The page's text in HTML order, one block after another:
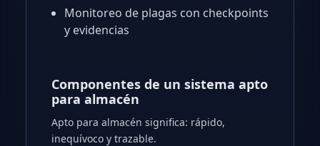
Monitoreo de plagas con checkpoints
y evidencias
Componentes de un sistema apto
para almacén
Apto para almacén significa: rápido,
inequívoco y trazable.